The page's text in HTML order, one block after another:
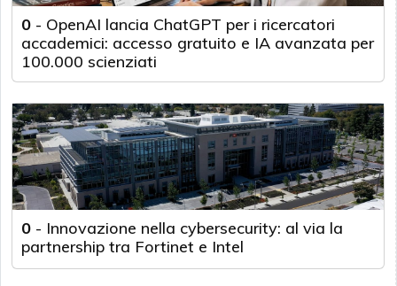
0 - OpenAI lancia ChatGPT per i ricercatori
accademici: accesso gratuito e IA avanzata per
100.000 scienziati
0 - Innovazione nella cybersecurity: al via la
partnership tra Fortinet e Intel